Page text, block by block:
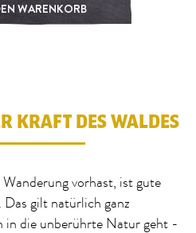
WARENKORB
KRAFT DES WALDES
vorhast, ist gute
gilt natürlich ganz
in die unberührte Natur geht -